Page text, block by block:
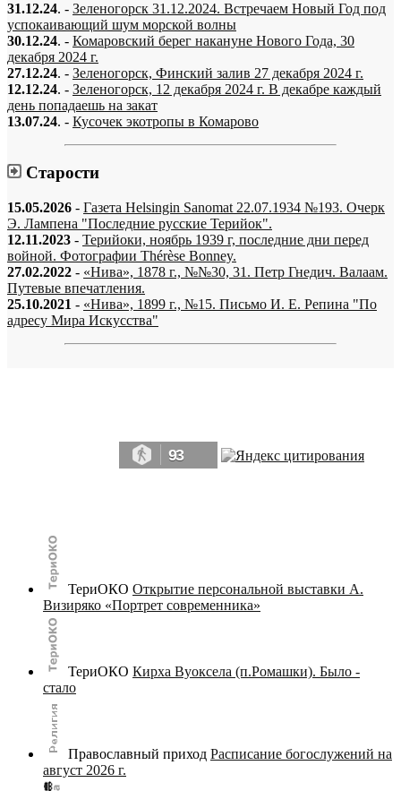
31.12.24. - Зеленогорск 31.12.2024. Встречаем Новый Год под
успокаивающий шум морской волны
30.12.24. - Комаровский берег накануне Нового Года, 30
декабря 2024 г.
27.12.24. - Зеленогорск, Финский залив 27 декабря 2024 г.
12.12.24. - Зеленогорск, 12 декабря 2024 г. В декабре каждый
день попадаешь на закат
13.07.24. - Кусочек экотропы в Комарово
Старости
15.05.2026 - Газета Helsingin Sanomat 22.07.1934 №193. Очерк
Э. Лампена "Последние русские Терийок".
12.11.2023 - Терийоки, ноябрь 1939 г, последние дни перед
войной. Фотографии Thérèse Bonney.
27.02.2022 - «Нива», 1878 г., №№30, 31. Петр Гнедич. Валаам.
Путевые впечатления.
25.10.2021 - «Нива», 1899 г., №15. Письмо И. Е. Репина "По
адресу Мира Искусства"
93
ТериОКО Открытие персональной выставки А.
Визиряко «Портрет современника»
ТериОКО Кирха Вуоксела (п.Ромашки). Было -
стало
Православный приход Расписание богослужений на
август 2026 г.